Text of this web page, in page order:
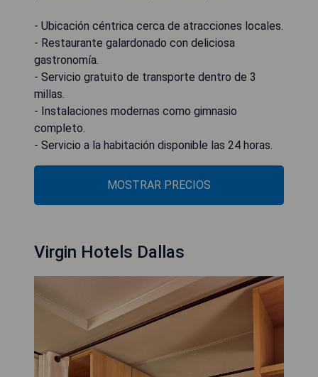
- Ubicación céntrica cerca de atracciones locales.
- Restaurante galardonado con deliciosa
gastronomía.
- Servicio gratuito de transporte dentro de 3
millas.
- Instalaciones modernas como gimnasio
completo.
- Servicio a la habitación disponible las 24 horas.
MOSTRAR PRECIOS
Virgin Hotels Dallas